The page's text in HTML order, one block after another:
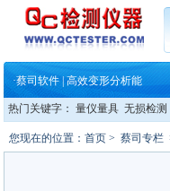
ZEISS BOSELLO ADR 让内部缺
蔡司和亿纬锂能达成战略合作
大牌云集 买家升级 ——26
·蔡司软件 | 高效变形分析能
·铸就AI服务器质量动脉 – 高
·铸就AI服务器质量动脉 – 高
·ZEISS BOSELLO ADR 让内部缺
·大牌云集 买家升级 ——26
热门关键字： 量仪量具 无损检测
您现在的位置： 首页 > 蔡司专栏